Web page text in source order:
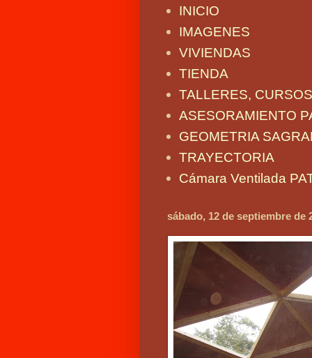
INICIO
IMAGENES
VIVIENDAS
TIENDA
TALLERES,
ASESORAMIENTO
GEOMETRIA
TRAYECTORIA
Cámara Ventilada
sábado, 12 de septiembre de